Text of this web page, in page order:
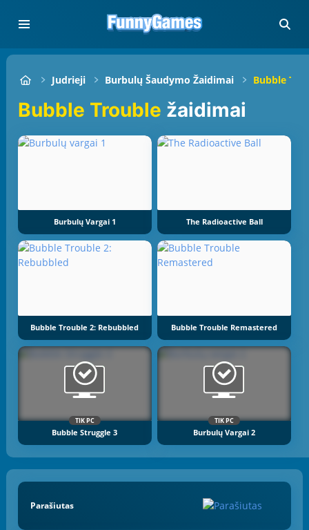
Judrieji Burbulų Šaudymo Žaidimai Bubble
Bubble Trouble žaidimai
Burbulų Vargai 1 The Radioactive Ball
Bubble Trouble 2: Rebubbled Bubble Trouble Remastered
TIK PC
Bubble Struggle 3
TIK PC
Burbulų Vargai 2
Parašiutas